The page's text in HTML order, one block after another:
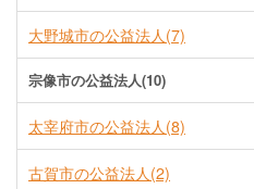
大野城市の公益法人(7)
宗像市の公益法人(10)
太宰府市の公益法人(8)
古賀市の公益法人(2)